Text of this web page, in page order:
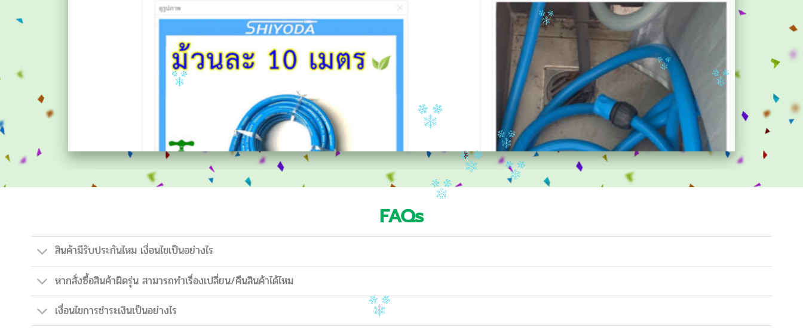
FAQs
สินค้ามีรับประกันไหม เงื่อนไขเป็นอย่างไร
หากสั่งซื้อสินค้าผิดรุ่น สามารถทำเรื่องเปลี่ยน/คืนสินค้าได้ไหม
เงื่อนไขการชำระเงินเป็นอย่างไร